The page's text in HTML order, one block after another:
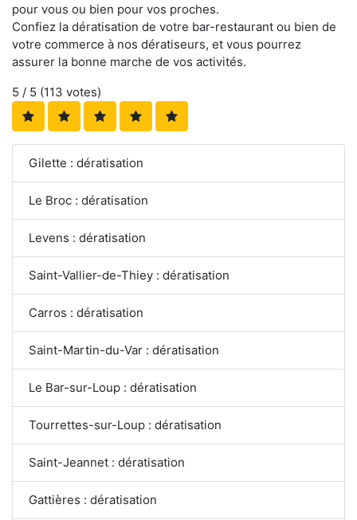
pour vous ou bien pour vos proches.
Confiez la dératisation de votre bar-restaurant ou bien de
votre commerce à nos dératiseurs, et vous pourrez
assurer la bonne marche de vos activités.
5 / 5 (113 votes)
Gilette : dératisation
Le Broc : dératisation
Levens : dératisation
Saint-Vallier-de-Thiey : dératisation
Carros : dératisation
Saint-Martin-du-Var : dératisation
Le Bar-sur-Loup : dératisation
Tourrettes-sur-Loup : dératisation
Saint-Jeannet : dératisation
Gattières : dératisation